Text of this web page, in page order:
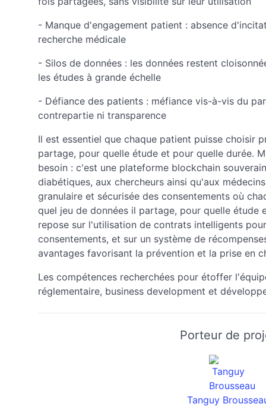
- Manque d'engagement patient : absence
recherche médicale
- Silos de données : les données restent
les études à grande échelle
- Défiance des patients : méfiance vis-à-vis du
contrepartie ni transparence
Il est essentiel que chaque patient puisse choisir
partage, pour quelle étude et pour quelle durée.
besoin : c'est une plateforme blockchain
diabétiques, aux chercheurs ainsi qu'aux
granulaire et sécurisée des consentements où
quel jeu de données il partage, pour quelle étude
repose sur l'utilisation de contrats intelligents
consentements, et sur un système de
avantages favorisant la prévention et la prise en
Les compétences recherchées pour étoffer
réglementaire, business development et
Porteur de
Tanguy